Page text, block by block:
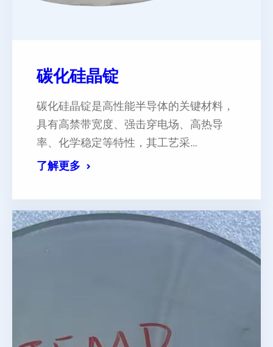
碳化硅晶锭
碳化硅晶锭是高性能半导体的关键材料，
具有高禁带宽度、强击穿电场、高热导
率、化学稳定等特性，其工艺采…
了解更多